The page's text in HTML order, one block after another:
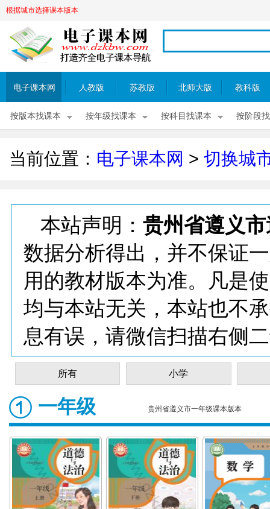
根据城市选择课本版本
电子课本网 人教版 苏教版 北师大版 教科版
按版本找课本 按年级找课本 按科目找课本 按阶段
当前位置： 电子课本网 > 切换城
本站声明： 贵州省遵义
数据分析得出，并不保证
用的教材版本为准。凡是
均与本站无关，本站也不
息有误，请微信扫描右侧
所有 小学
一年级 贵州省遵义市一年级课本版本